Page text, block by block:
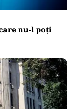
nu-l poți